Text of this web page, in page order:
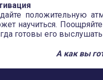
положительную
научиться.
готовы его
А как вы